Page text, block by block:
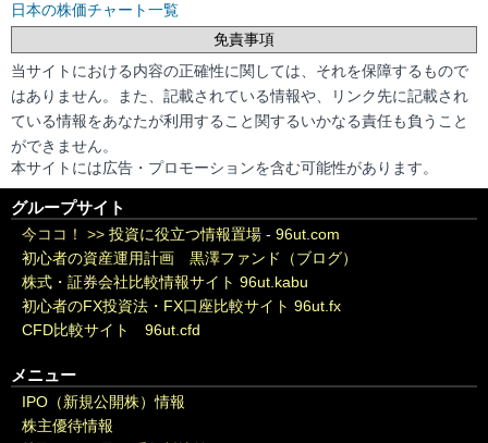
日本の株価チャート一覧
免責事項
当サイトにおける内容の正確性に関しては、それを保障するもので
はありません。また、記載されている情報や、リンク先に記載され
ている情報をあなたが利用すること関するいかなる責任も負うこと
ができません。
本サイトには広告・プロモーションを含む可能性があります。
グループサイト
今ココ！ >> 投資に役立つ情報置場 - 96ut.com
初心者の資産運用計画 黒澤ファンド（ブログ）
株式・証券会社比較情報サイト 96ut.kabu
初心者のFX投資法・FX口座比較サイト 96ut.fx
CFD比較サイト 96ut.cfd
メニュー
IPO（新規公開株）情報
株主優待情報